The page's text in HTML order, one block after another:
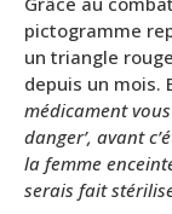
pictogramme
un triangle
depuis un mois.
médicament
danger’, avant
la femme
serais fait